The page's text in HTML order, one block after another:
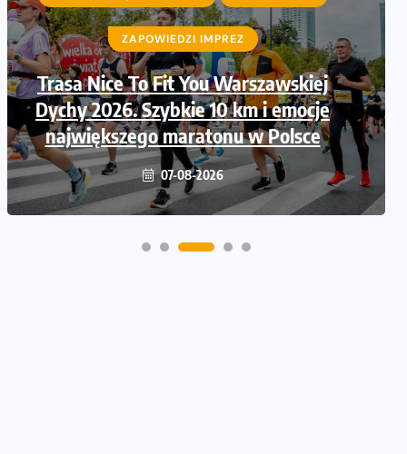
ZAPOWIEDZI IMPREZ
Trasa Nice To Fit You Warszawskiej
Dychy 2026. Szybkie 10 km i emocje
największego maratonu w Polsce
07-08-2026
ZAPOWIEDZI IMPREZ
Ruszają zapisy na Nice To Fit You
Mini Maraton przy okazji 48.
Maratonu Warszawskiego
06-08-2026